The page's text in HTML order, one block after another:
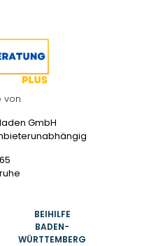
von
GmbH
BEIHILFE
BADEN-
WÜRTTEMBERG